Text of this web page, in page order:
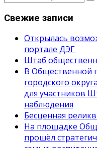
Свежие записи
Открылась
портале ДЭГ
Штаб
В Общественной
городского
для участников
наблюдения
Бесценная
На площадке
прошёл